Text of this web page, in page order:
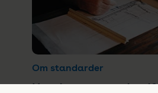
Om standarder
Hvad er en standard?